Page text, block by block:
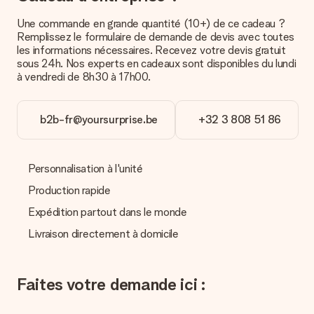
Paiement
Comment puis-je régler ma commande ?
Nous proposons les formes de paiement suivantes : Paypal,
carte bancaire ou par virement bancaire. Comptez un délai de
cas de paiement par virement bancaire.
Réception du cadeau
fait ?
Nous déplorons le fait que votre cadeau ne vous plaise pas.
Vous pouvez dans ce cas contacter notre service client qui
La facture est-elle envoyée avec le cadeau ?
Nous n’envoyons pas de facture avec le cadeau. Nous vous
personnel MySurprise. Vous pouvez ainsi être tranquille et
Une commande en grande quantité (10+) de ce cadeau ?
Remplissez le formulaire de demande de devis avec toutes
les informations nécessaires. Recevez votre devis gratuit
sous 24h. Nos experts en cadeaux sont disponibles du lundi
à vendredi de 8h30 à 17h00.
b2b-fr@yoursurprise.be +32 3 808 51 86
Personnalisation à l'unité
Production rapide
Expédition partout dans le monde
Livraison directement à domicile
Faites votre demande ici :